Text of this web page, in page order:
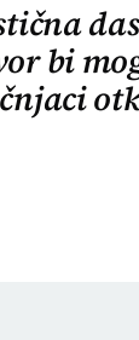
bi